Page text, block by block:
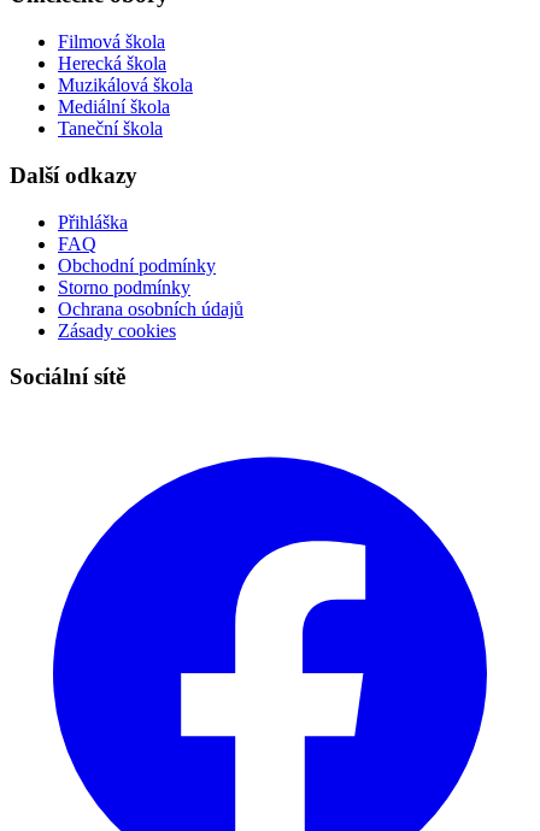
Filmová škola
Herecká škola
Muzikálová škola
Mediální škola
Taneční škola
Další odkazy
Přihláška
FAQ
Obchodní podmínky
Storno podmínky
Ochrana osobních údajů
Zásady cookies
Sociální sítě